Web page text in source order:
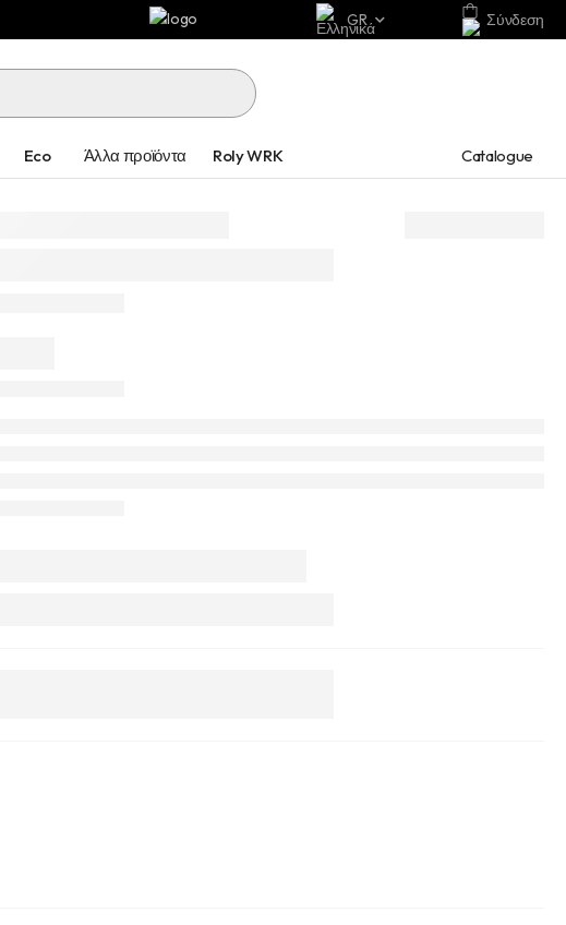
GR Σύνδεση
Eco Άλλα προϊόντα Roly WRK Catalogue